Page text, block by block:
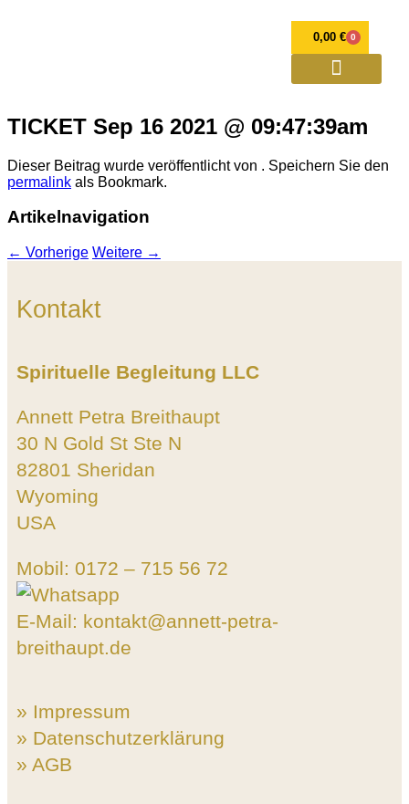
0,00€ 0
TICKET Sep 16 2021 @ 09:47:39am
Dieser Beitrag wurde veröffentlicht von . Speichern Sie den
permalink als Bookmark.
Artikelnavigation
← Vorherige Weitere →
Kontakt
Spirituelle Begleitung LLC
Annett Petra Breithaupt
30 N Gold St Ste N
82801 Sheridan
Wyoming
USA
Mobil: 0172 – 715 56 72
E-Mail: kontakt@annett-petra-
breithaupt.de
» Impressum
» Datenschutzerklärung
» AGB